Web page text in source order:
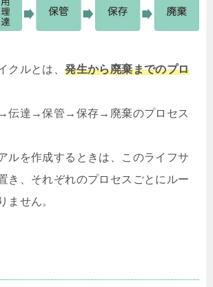
クルとは、発生から廃棄までのプロ
伝達→保管→保存→廃棄のプロセス
ルを作成するときは、このライフサ
き、それぞれのプロセスごとにルー
ません。